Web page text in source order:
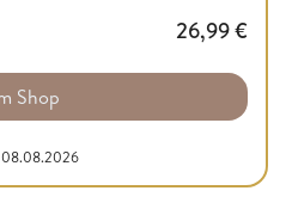
26,99€
Shop
08.08.2026